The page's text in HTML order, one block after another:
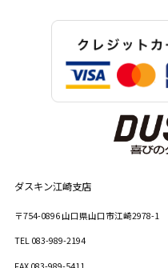
ダスキン江崎支店
〒754-0896山口県山口市江崎2978-1
TEL 083-989-2194